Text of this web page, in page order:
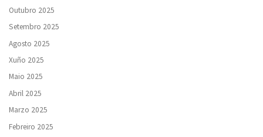
Outubro 2025
Setembro 2025
Agosto 2025
Xuño 2025
Maio 2025
Abril 2025
Marzo 2025
Febreiro 2025